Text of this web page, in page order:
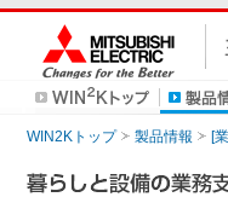
WIN2Kトップ 製品情報 [